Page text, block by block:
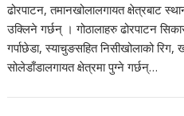
ढोरपाटन, तमानखोलालगायत क्षेत्रबाट
उक्लिने गर्छन् । गोठालाहरु ढोरपाटन
गर्पाछेडा, स्याचुङसहित निसीखोलाको
सोलेडाँडालगायत क्षेत्रमा पुग्ने गर्छन्…